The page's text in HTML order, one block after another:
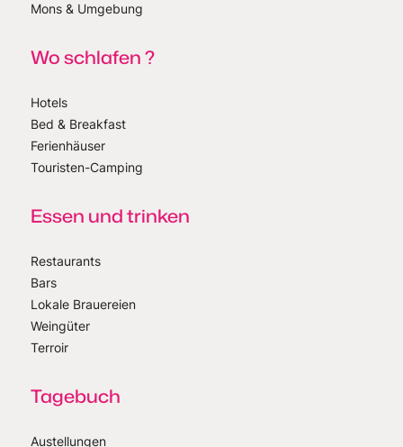
Mons & Umgebung
Wo schlafen ?
Hotels
Bed & Breakfast
Ferienhäuser
Touristen-Camping
Essen und trinken
Restaurants
Bars
Lokale Brauereien
Weingüter
Terroir
Tagebuch
Austellungen